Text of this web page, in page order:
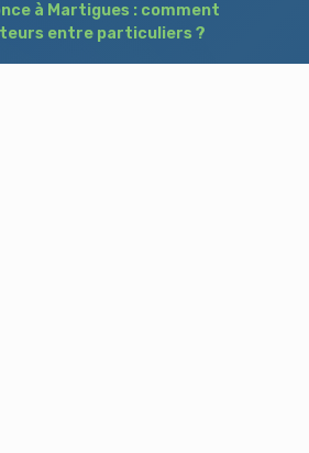
à Martigues : comment
entre particuliers ?